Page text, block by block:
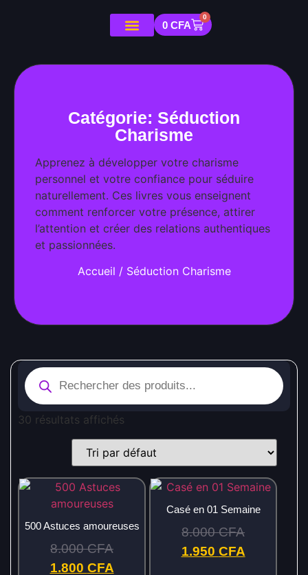
0 CFA
0
Catégorie: Séduction
Charisme
Apprenez à développer votre charisme
personnel et votre confiance pour séduire
naturellement. Ces livres vous enseignent
comment renforcer votre présence, attirer
l’attention et créer des relations authentiques
et passionnées.
Accueil / Séduction Charisme
30 résultats affichés
500 Astuces amoureuses
8.000CFA
1.800 CFA
Casé en 01 Semaine
8.000CFA
1.950 CFA